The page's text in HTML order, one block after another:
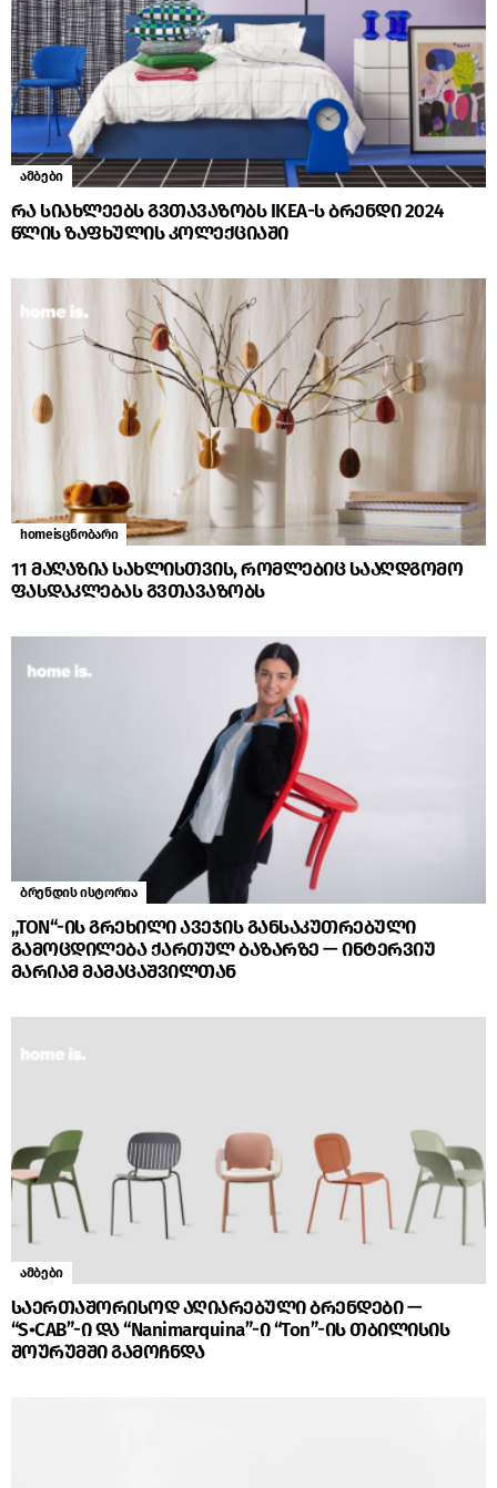
ამბები
რა სიახლეებს გვთავაზობს IKEA-ს ბრენდი 2024
წლის ზაფხულის კოლექციაში
homeisცნობარი
11 მაღაზია სახლისთვის, რომლებიც სააღდგომო
ფასდაკლებას გვთავაზობს
ბრენდის ისტორია
„TON“-ის გრეხილი ავეჯის განსაკუთრებული
გამოცდილება ქართულ ბაზარზე — ინტერვიუ
მარიამ მამაცაშვილთან
ამბები
საერთაშორისოდ აღიარებული ბრენდები —
“S•CAB”-ი და “Nanimarquina”-ი “Ton”-ის თბილისის
შოურუმში გამოჩნდა